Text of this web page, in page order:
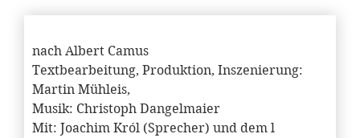
nach Albert Camus
Textbearbeitung, Produktion, Inszenierung:
Martin Mühleis,
Musik: Christoph Dangelmaier
Mit: Joachim Król (Sprecher) und dem l